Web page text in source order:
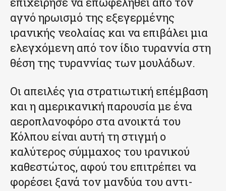
αγνό ηρωισμό της εξεγερμένης
ιρανικής νεολαίας και να επιβάλει μια
ελεγχόμενη από τον ίδιο τυραννία στη
θέση της τυραννίας των μουλάδων.
Οι απειλές για στρατιωτική επέμβαση
και η αμερικανική παρουσία με ένα
αεροπλανοφόρο στα ανοικτά του
Κόλπου είναι αυτή τη στιγμή ο
καλύτερος σύμμαχος του ιρανικού
καθεστώτος, αφού του επιτρέπει να
φορέσει ξανά τον μανδύα του αντι-